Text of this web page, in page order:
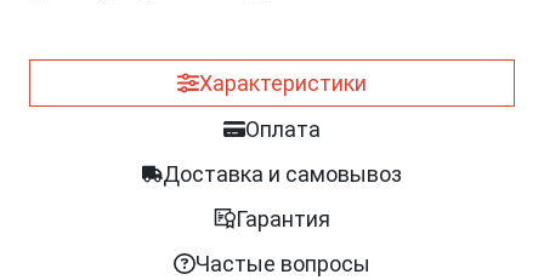
Характеристики
Оплата
Доставка и самовывоз
Гарантия
Частые вопросы